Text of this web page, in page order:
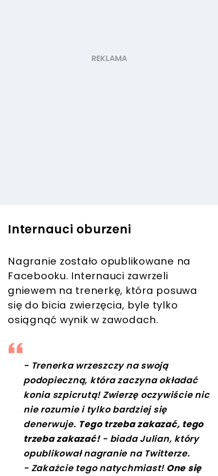
Internauci oburzeni
Nagranie zostało opublikowane na
Facebooku. Internauci zawrzeli
gniewem na trenerkę, która posuwa
się do bicia zwierzęcia, byle tylko
osiągnąć wynik w zawodach.
- Trenerka wrzeszczy na swoją
podopieczną, która zaczyna okładać
konia szpicrutą! Zwierzę oczywiście nic
nie rozumie i tylko bardziej się
denerwuje. Tego trzeba zakazać, tego
trzeba zakazać! - biada Julian, który
opublikował nagranie na Twitterze.
- Zakażcie tego natychmiast! One się